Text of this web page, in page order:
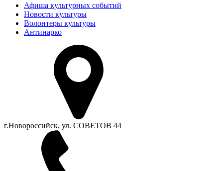
Афиша культурных событий
Новости культуры
Волонтеры культуры
Антинарко
г.Новороссийск, ул. СОВЕТОВ 44